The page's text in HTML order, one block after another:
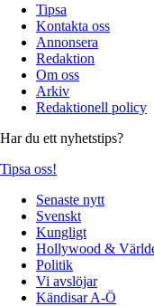
Tipsa
Kontakta oss
Annonsera
Redaktion
Om oss
Arkiv
Redaktionell policy
Har du ett nyhetstips?
Tipsa oss!
Senaste nytt
Svenskt
Kungligt
Hollywood &
Politik
Vi avslöjar
Kändisar A-Ö